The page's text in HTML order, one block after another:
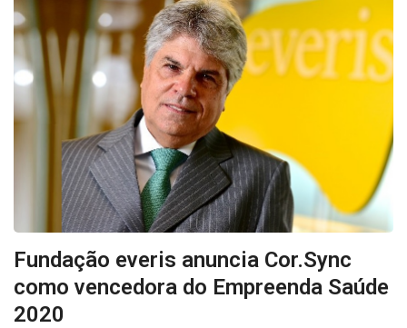
Fundação everis anuncia Cor.Sync
como vencedora do Empreenda Saúde
2020